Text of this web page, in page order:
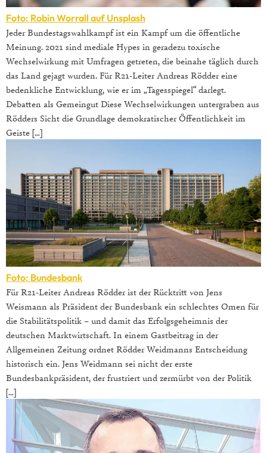
Foto: Robin Worrall auf Unsplash
Jeder Bundestagswahlkampf ist ein Kampf um die öffentliche
Meinung. 2021 sind mediale Hypes in geradezu toxische
Wechselwirkung mit Umfragen getreten, die beinahe täglich durch
das Land gejagt wurden. Für R21-Leiter Andreas Rödder eine
bedenkliche Entwicklung, wie er im „Tagesspiegel“ darlegt.
Debatten als Gemeingut Diese Wechselwirkungen untergraben aus
Rödders Sicht die Grundlage demokratischer Öffentlichkeit im
Geiste […]
Foto: Bundesbank
Für R21-Leiter Andreas Rödder ist der Rücktritt von Jens
Weismann als Präsident der Bundesbank ein schlechtes Omen für
die Stabilitätspolitik – und damit das Erfolgsgeheimnis der
deutschen Marktwirtschaft. In einem Gastbeitrag in der
Allgemeinen Zeitung ordnet Rödder Weidmanns Entscheidung
historisch ein. Jens Weidmann sei nicht der erste
Bundesbankpräsident, der frustriert und zermürbt von der Politik
[…]